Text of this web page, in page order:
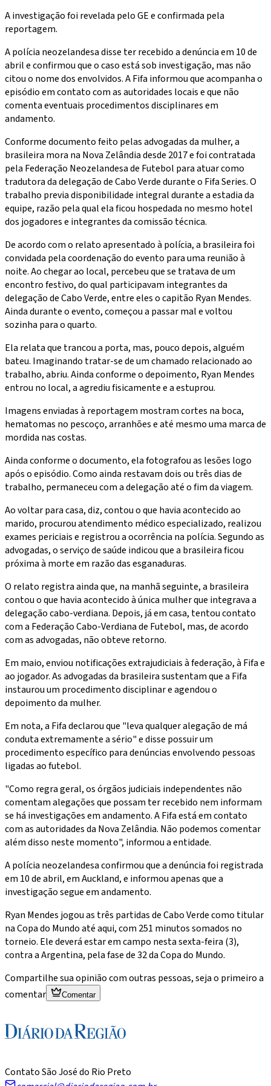
A investigação foi revelada pelo GE e confirmada pela
reportagem.
A polícia neozelandesa disse ter recebido a denúncia em 10 de
abril e confirmou que o caso está sob investigação, mas não
citou o nome dos envolvidos. A Fifa informou que acompanha o
episódio em contato com as autoridades locais e que não
comenta eventuais procedimentos disciplinares em
andamento.
Conforme documento feito pelas advogadas da mulher, a
brasileira mora na Nova Zelândia desde 2017 e foi contratada
pela Federação Neozelandesa de Futebol para atuar como
tradutora da delegação de Cabo Verde durante o Fifa Series. O
trabalho previa disponibilidade integral durante a estadia da
equipe, razão pela qual ela ficou hospedada no mesmo hotel
dos jogadores e integrantes da comissão técnica.
De acordo com o relato apresentado à polícia, a brasileira foi
convidada pela coordenação do evento para uma reunião à
noite. Ao chegar ao local, percebeu que se tratava de um
encontro festivo, do qual participavam integrantes da
delegação de Cabo Verde, entre eles o capitão Ryan Mendes.
Ainda durante o evento, começou a passar mal e voltou
sozinha para o quarto.
Ela relata que trancou a porta, mas, pouco depois, alguém
bateu. Imaginando tratar-se de um chamado relacionado ao
trabalho, abriu. Ainda conforme o depoimento, Ryan Mendes
entrou no local, a agrediu fisicamente e a estuprou.
Imagens enviadas à reportagem mostram cortes na boca,
hematomas no pescoço, arranhões e até mesmo uma marca de
mordida nas costas.
Ainda conforme o documento, ela fotografou as lesões logo
após o episódio. Como ainda restavam dois ou três dias de
trabalho, permaneceu com a delegação até o fim da viagem.
Ao voltar para casa, diz, contou o que havia acontecido ao
marido, procurou atendimento médico especializado, realizou
exames periciais e registrou a ocorrência na polícia. Segundo as
advogadas, o serviço de saúde indicou que a brasileira ficou
próxima à morte em razão das esganaduras.
O relato registra ainda que, na manhã seguinte, a brasileira
contou o que havia acontecido à única mulher que integrava a
delegação cabo-verdiana. Depois, já em casa, tentou contato
com a Federação Cabo-Verdiana de Futebol, mas, de acordo
com as advogadas, não obteve retorno.
Em maio, enviou notificações extrajudiciais à federação, à Fifa e
ao jogador. As advogadas da brasileira sustentam que a Fifa
instaurou um procedimento disciplinar e agendou o
depoimento da mulher.
Em nota, a Fifa declarou que "leva qualquer alegação de má
conduta extremamente a sério" e disse possuir um
procedimento específico para denúncias envolvendo pessoas
ligadas ao futebol.
"Como regra geral, os órgãos judiciais independentes não
comentam alegações que possam ter recebido nem informam
se há investigações em andamento. A Fifa está em contato
com as autoridades da Nova Zelândia. Não podemos comentar
além disso neste momento", informou a entidade.
A polícia neozelandesa confirmou que a denúncia foi registrada
em 10 de abril, em Auckland, e informou apenas que a
investigação segue em andamento.
Ryan Mendes jogou as três partidas de Cabo Verde como titular
na Copa do Mundo até aqui, com 251 minutos somados no
torneio. Ele deverá estar em campo nesta sexta-feira (3),
contra a Argentina, pela fase de 32 da Copa do Mundo.
Compartilhe sua opinião com outras pessoas, seja o primeiro a
comentar
Comentar
Contato São José do Rio Preto